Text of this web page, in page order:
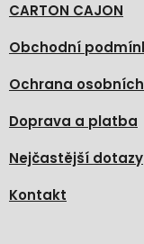
CARTON CAJON
Obchodní
Ochrana
Doprava a platba
Nejčastější dotazy
Kontakt